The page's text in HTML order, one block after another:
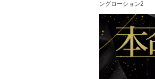
ングローション2